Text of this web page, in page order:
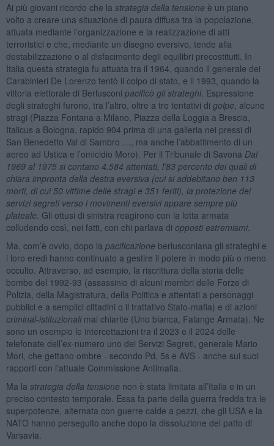
Ai più giovani ricordo che la strategia della tensione è un piano
volto a creare una situazione di paura diffusa tra la popolazione,
attuata mediante l’organizzazione e la realizzazione di atti
terroristici e che, mediante un disegno eversivo, tende alla
destabilizzazione o al disfacimento degli equilibri precostituiti. In
Italia questa strategia fu attuata tra il 1964, quando il generale dei
Carabinieri De Lorenzo tentò il colpo di stato, e il 1993, quando la
vittoria elettorale di Berlusconi pacificò gli strateghi. Espressione
degli strateghi furono, tra l’altro, oltre a tre tentativi di golpe , alcune
stragi (Piazza Fontana a Milano, Piazza della Loggia a Brescia,
Italicus a Bologna, rapido 904 prima di una galleria nei pressi di
San Benedetto Val di Sambro …, ma anche l’abbattimento di un
aereo ad Ustica e l’omicidio Moro). Per il Tribunale di Savona Dal
1969 al 1975 si contano 4.584 attentati, l'83 percento dei quali di
chiara impronta della destra eversiva (cui si addebitano ben 113
morti, di cui 50 vittime delle stragi e 351 feriti), la protezione dei
servizi segreti verso i movimenti eversivi appare sempre più
plateale. Gli ottusi di sinistra reagirono con la lotta armata
colludendo così, nei fatti, con chi parlava di opposti estremismi.
Ma, com’è ovvio, dopo la pacificazione berlusconiana gli strateghi e
i loro eredi hanno continuato a gestire il potere in modo più o meno
occulto. Attraverso, ad esempio, la riscrittura della storia delle
bombe del 1992-93 (assassinio di alcuni membri delle Forze di
Polizia, della Magistratura, della Politica e attentati a personaggi
pubblici e a semplici cittadini o il trattativo Stato-mafia) e di azioni
criminal-istituzionalimai chiarite (Uno bianca, Falange Armata). Ne
sono un esempio le intercettazioni tra il 2023 e il 2024 delle
telefonate dell’ex-numero uno dei Servizi Segreti, generale Mario
Mori, che gettano ombre - secondo Pd, 5s e AVS - anche sui suoi
rapporti con l’attuale Commissione Antimafia.
Ma la strategia della tensione non è stata limitata all’Italia e in un
preciso contesto temporale. Essa fa parte della guerra fredda tra le
superpotenze, alternata con guerre calde a pezzi, che gli USA e la
NATO hanno perseguito anche dopo la dissoluzione del patto di
Varsavia.